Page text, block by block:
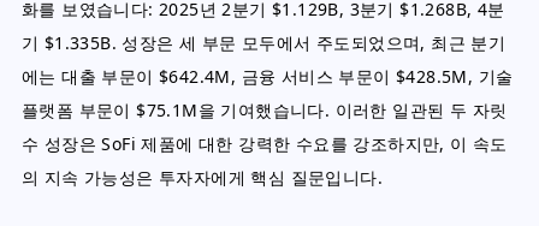
화를 보였습니다: 2025년 2분기 $1.129B, 3분기 $1.268B, 4분
기 $1.335B. 성장은 세 부문 모두에서 주도되었으며, 최근 분기
에는 대출 부문이 $642.4M, 금융 서비스 부문이 $428.5M, 기술
플랫폼 부문이 $75.1M을 기여했습니다. 이러한 일관된 두 자릿
수 성장은 SoFi 제품에 대한 강력한 수요를 강조하지만, 이 속도
의 지속 가능성은 투자자에게 핵심 질문입니다.